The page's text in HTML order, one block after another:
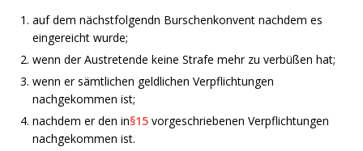
auf dem nächstfolgendn Burschenkonvent nachdem es
eingereicht wurde;
wenn der Austretende keine Strafe mehr zu verbüßen hat;
wenn er sämtlichen geldlichen Verpflichtungen
nachgekommen ist;
nachdem er den in§15 vorgeschriebenen Verpflichtungen
nachgekommen ist.